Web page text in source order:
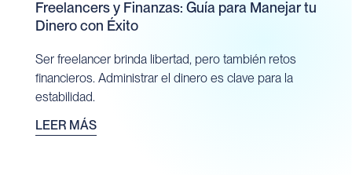
Freelancers y Finanzas: Guía para Manejar tu
Dinero con Éxito
Ser freelancer brinda libertad, pero también retos
financieros. Administrar el dinero es clave para la
estabilidad.
LEER MÁS